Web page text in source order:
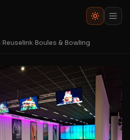
/Reuselink Boules & Bowling